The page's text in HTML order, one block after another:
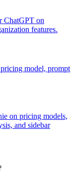
ChatGPT on
features.
model, prompt
on pricing models,
and sidebar